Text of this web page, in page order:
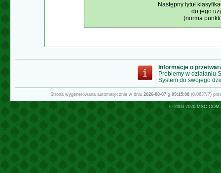
Następny tytuł
do jego
(norma
Informacje o
Problemy w działaniu
System do swojego
Strona wygenerowana automatycznie w dniu 2026-08-07g.09:15:08(0.0637/7)
© 2003-2026